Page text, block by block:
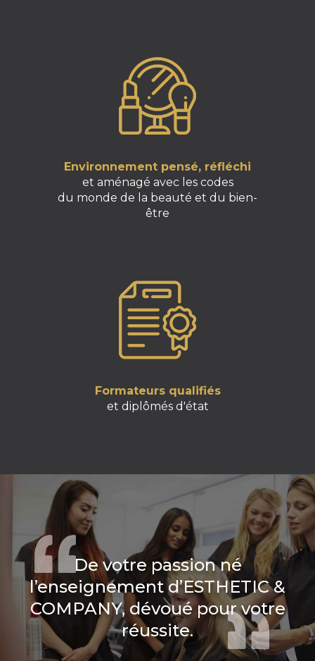
Environnement pensé, réfléchi
et aménagé avec les codes
du monde de la beauté et du bien-
être
Formateurs qualifiés
et diplômés d'état
De votre passion né
l’enseignement d’ESTHETIC &
COMPANY, dévoué pour votre
réussite.